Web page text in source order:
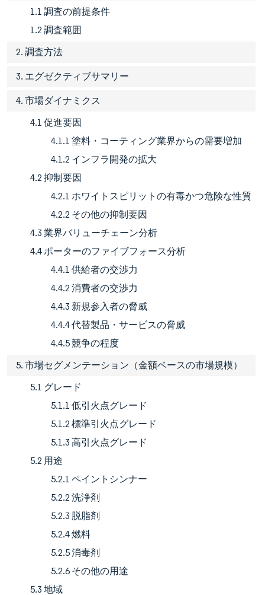
1.1 調査の前提条件
1.2 調査範囲
2. 調査方法
3. エグゼクティブサマリー
4. 市場ダイナミクス
4.1 促進要因
4.1.1 塗料・コーティング業界からの需要増加
4.1.2 インフラ開発の拡大
4.2 抑制要因
4.2.1 ホワイトスピリットの有毒かつ危険な性質
4.2.2 その他の抑制要因
4.3 業界バリューチェーン分析
4.4 ポーターのファイブフォース分析
4.4.1 供給者の交渉力
4.4.2 消費者の交渉力
4.4.3 新規参入者の脅威
4.4.4 代替製品・サービスの脅威
4.4.5 競争の程度
5. 市場セグメンテーション（金額ベースの市場規模）
5.1 グレード
5.1.1 低引火点グレード
5.1.2 標準引火点グレード
5.1.3 高引火点グレード
5.2 用途
5.2.1 ペイントシンナー
5.2.2 洗浄剤
5.2.3 脱脂剤
5.2.4 燃料
5.2.5 消毒剤
5.2.6 その他の用途
5.3 地域